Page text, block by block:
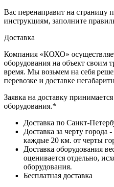
Вас перенаправит на страницу
инструкциям, заполните
Доставка
Компания «КОХО»
оборудования на объект своим
время. Мы возьмем на себя
перевозке и доставке
Заявка на доставку
оборудования.*
Доставка по Санкт-
Доставка за черту города
каждые 20 км. от черты
Доставка оборудования
оценивается отдельно,
оборудования.
Бесплатная доставка